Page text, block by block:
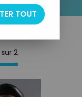
par
2
TOUT